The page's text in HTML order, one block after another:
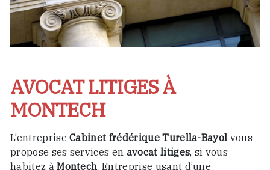
AVOCAT LITIGES À
MONTECH
L’entrepriseCabinet frédérique Turella-Bayol vous
propose ses services en avocat litiges, si vous
habitez àMontech. Entreprise usant d’une